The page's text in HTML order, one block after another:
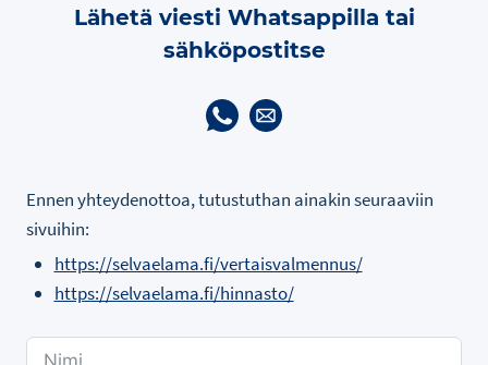
Lähetä viesti Whatsappilla tai
sähköpostitse
Ennen yhteydenottoa, tutustuthan ainakin seuraaviin
sivuihin:
https://selvaelama.fi/vertaisvalmennus/
https://selvaelama.fi/hinnasto/